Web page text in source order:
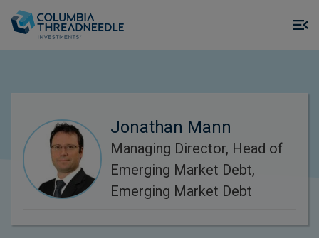
Jonathan Mann
Managing Director, Head of
Emerging Market Debt,
Emerging Market Debt